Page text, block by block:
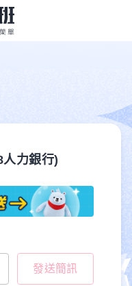
人力銀行)
發送簡訊